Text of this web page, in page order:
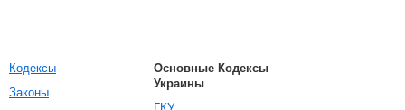
Кодексы
Законы
Основные Кодексы
Украины